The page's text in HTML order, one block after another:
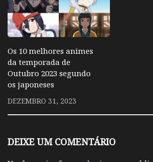
Os 10 melhores animes
da temporada de
Outubro 2023 segundo
os japoneses
DEZEMBRO 31, 2023
DEIXE UM COMENTÁRIO